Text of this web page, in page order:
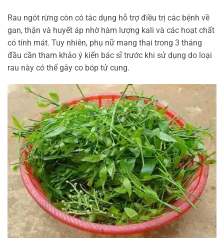
Rau ngót rừng còn có tác dụng hỗ trợ điều trị các bệnh về
gan, thận và huyết áp nhờ hàm lượng kali và các hoạt chất
có tính mát. Tuy nhiên, phụ nữ mang thai trong 3 tháng
đầu cần tham khảo ý kiến bác sĩ trước khi sử dụng do loại
rau này có thể gây co bóp tử cung.